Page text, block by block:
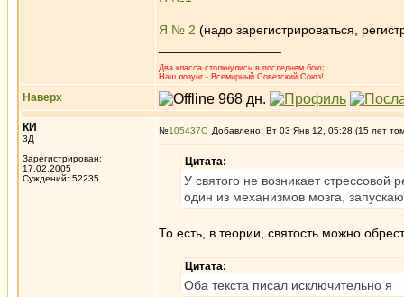
Я № 2 (надо зарегистрироваться,
Два класса столкнулись в последнем бою;
Наш лозунг - Всемирный Советский Союз!
Наверх
КИ
3Д
Зарегистрирован:
17.02.2005
Суждений: 52235
№105437 Добавлено: Вт 03 Янв 12, 05:28 (15 лет
Цитата:
У святого не возникает стрессовой
один из механизмов мозга,
То есть, в теории, святость можно
Цитата:
Оба текста писал исключительно я